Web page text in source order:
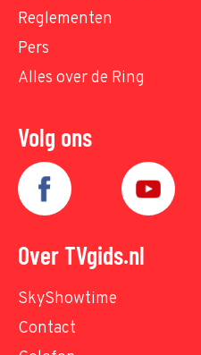
Reglementen
Pers
Alles over de Ring
Volg ons
Over TVgids.nl
SkyShowtime
Contact